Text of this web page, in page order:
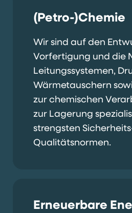
(Petro-)Chemie
Wir sind auf den
Vorfertigung und die
Leitungssystemen,
Wärmetauschern
zur chemischen
zur Lagerung
strengsten
Qualitätsnormen.
Erneuerbare